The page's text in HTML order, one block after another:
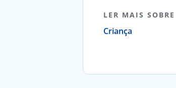
LER MAIS SOBRE
Criança